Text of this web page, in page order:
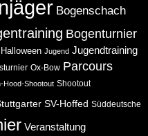
Bogenschach
Bogenturnier
Halloween Jugend Jugendtraining
Ox-Bow Parcours
Hood-Shootout Shootout
SV-Hoffed Süddeutsche
Veranstaltung